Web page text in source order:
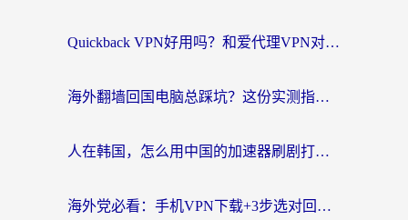
Quickback VPN好用吗？和爱代理VPN对比哪个回国效果更好？
海外翻墙回国电脑总踩坑？这份实测指南帮你选对加速器（附ChickCNinitapMalus对比）
人在韩国，怎么用中国的加速器刷剧打游戏？这份真实体验指南给你答案
海外党必看：手机VPN下载+3步选对回国加速器，无缝刷国内资源不再愁